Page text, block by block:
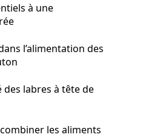
à une
l’alimentation des
des labres à tête de
les aliments